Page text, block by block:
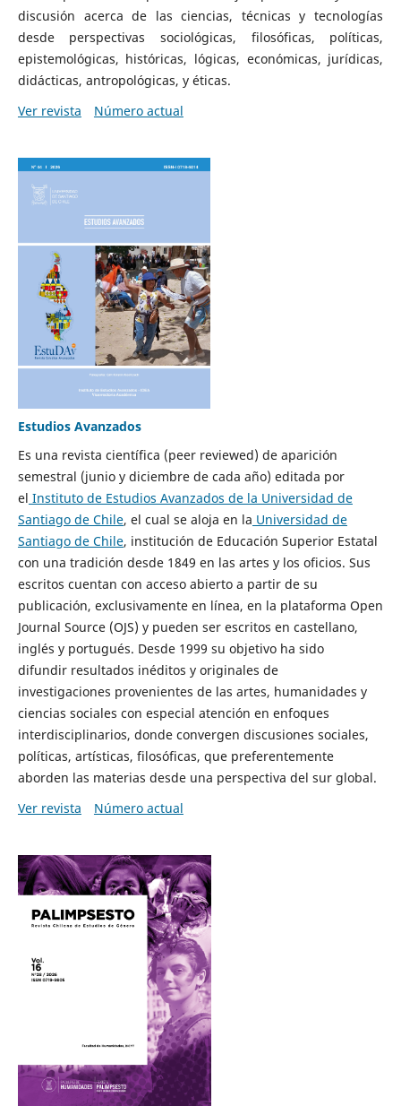
discusión acerca de las ciencias, técnicas y tecnologías
desde perspectivas sociológicas, filosóficas, políticas,
epistemológicas, históricas, lógicas, económicas, jurídicas,
didácticas, antropológicas, y éticas.
Ver revista
Número actual
Estudios Avanzados
Es una revista científica (peer reviewed) de aparición
semestral (junio y diciembre de cada año) editada por
el Instituto de Estudios Avanzados de la Universidad de
Santiago de Chile, el cual se aloja en la Universidad de
Santiago de Chile, institución de Educación Superior Estatal
con una tradición desde 1849 en las artes y los oficios. Sus
escritos cuentan con acceso abierto a partir de su
publicación, exclusivamente en línea, en la plataforma Open
Journal Source (OJS) y pueden ser escritos en castellano,
inglés y portugués. Desde 1999 su objetivo ha sido
difundir resultados inéditos y originales de
investigaciones provenientes de las artes, humanidades y
ciencias sociales con especial atención en enfoques
interdisciplinarios, donde convergen discusiones sociales,
políticas, artísticas, filosóficas, que preferentemente
aborden las materias desde una perspectiva del sur global.
Ver revista
Número actual